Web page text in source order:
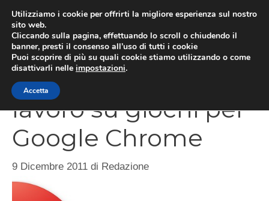
contenuto
Square-Enix al
lavoro su giochi per
Google Chrome
9 Dicembre 2011 di Redazione
Utilizziamo i cookie per offrirti la migliore esperienza sul nostro
sito web.
Cliccando sulla pagina, effettuando lo scroll o chiudendo il
banner, presti il consenso all’uso di tutti i cookie
Puoi scoprire di più su quali cookie stiamo utilizzando o come
disattivarli nelle impostazioni.
Accetta